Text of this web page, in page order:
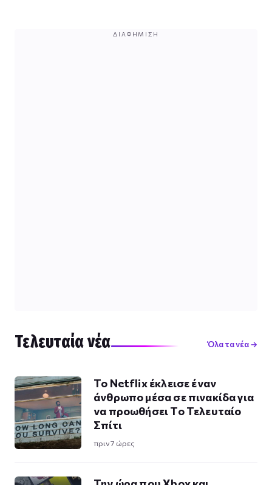
ΔΙΑΦΉΜΙΣΗ
Τελευταία νέα Όλα τα νέα →
Το Netflix έκλεισε έναν
άνθρωπο μέσα σε πινακίδα για
να προωθήσει Το Τελευταίο
Σπίτι
πριν 7 ώρες